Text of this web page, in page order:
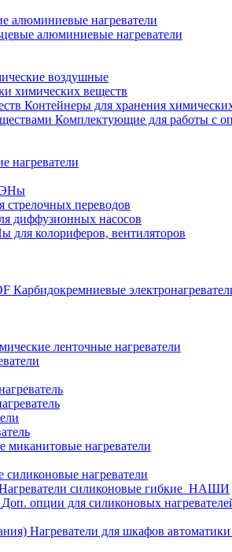
алюминиевые нагреватели
алюминиевые нагреватели
воздушные
химических веществ
Контейнеры для хранения
Комплектующие для работы с
нагреватели
переводов
диффузионных насосов
для колориферов, вентиляторов
Карбидокремниевые
ленточные нагреватели
миканитовые нагреватели
силиконовые нагреватели
силиконовые гибкие_НАШИ
Доп. опции для силиконовых
Нагреватели для шкафов